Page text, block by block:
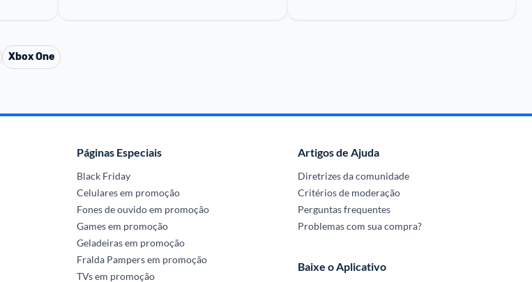
Xbox One
Páginas Especiais
Black Friday
Celulares em promoção
Fones de ouvido em promoção
Games em promoção
Geladeiras em promoção
Fralda Pampers em promoção
TVs em promoção
Artigos de Ajuda
Diretrizes da comunidade
Critérios de moderação
Perguntas frequentes
Problemas com sua compra?
Baixe o Aplicativo